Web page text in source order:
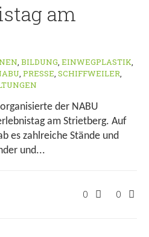
am
, BILDUNG, EINWEGPLASTIK,
, PRESSE, SCHIFFWEILER,
der NABU
am Strietberg. Auf
es zahlreiche Stände und
und...
0 0